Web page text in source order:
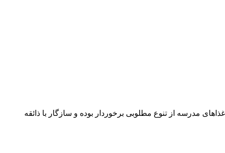
مدرسه از تنوع مطلوبی برخوردار بوده و سازگار با ذائقه